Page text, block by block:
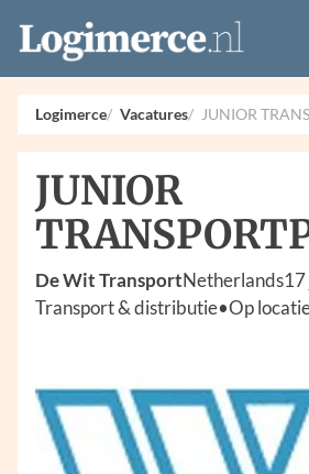
Vacatures
Events
Adverteren
Partners
Logimerce Vacatures JUNIOR
JUNIOR
De Wit TransportNetherlands
Transport & distributie•Op